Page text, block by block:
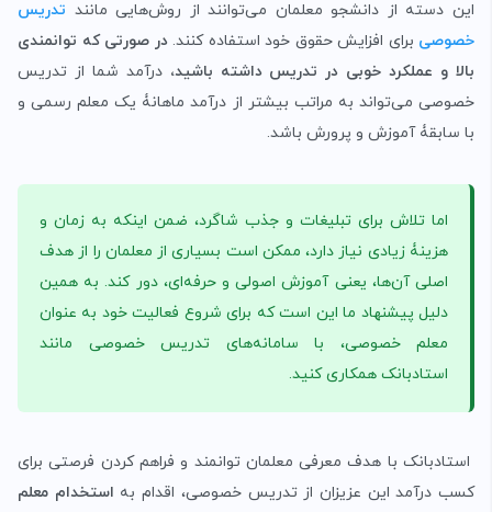
این دسته از دانشجو معلمان می‌توانند از روش‌هایی مانند تدریس
خصوصی برای افزایش حقوق خود استفاده کنند. در صورتی که توانمندی
بالا و عملکرد خوبی در تدریس داشته باشید،درآمد شما از تدریس
خصوصی می‌تواند به مراتب بیشتر از درآمد ماهانۀ یک معلم رسمی و
با سابقۀ آموزش و پرورش باشد.
اما تلاش برای تبلیغات و جذب شاگرد، ضمن اینکه به زمان و
هزینۀ زیادی نیاز دارد، ممکن است بسیاری از معلمان را از هدف
اصلی آن‌ها، یعنی آموزش اصولی و حرفه‌ای، دور کند. به همین
دلیل پیشنهاد ما این است که برای شروع فعالیت خود به عنوان
معلم خصوصی، با سامانه‌های تدریس خصوصی مانند
استادبانک همکاری کنید.
استادبانک با هدف معرفی معلمان توانمند و فراهم کردن فرصتی برای
کسب درآمد این عزیزان از تدریس خصوصی، اقدام به استخدام معلم